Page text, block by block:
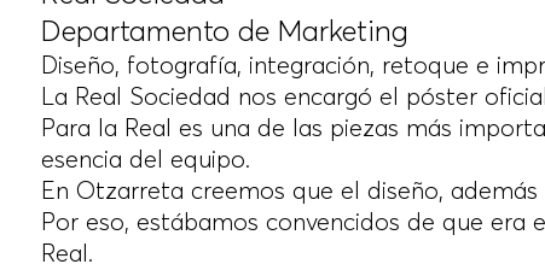
Departamento de Marketing
Diseño, fotografía, integración, retoque e
La Real Sociedad nos encargó el póster
Para la Real es una de las piezas más
esencia del equipo.
En Otzarreta creemos que el diseño,
Por eso, estábamos convencidos de que
Real.